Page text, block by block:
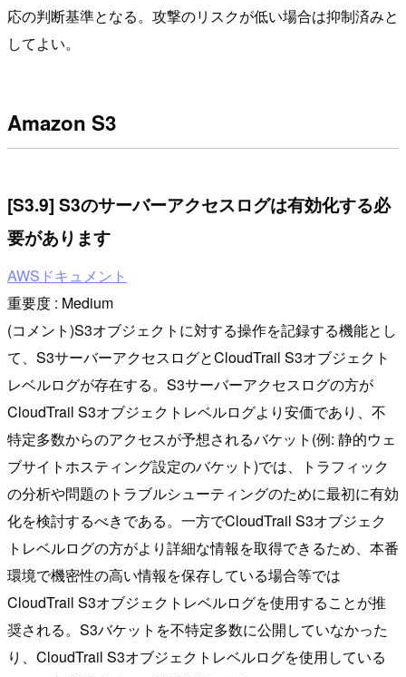
応の判断基準となる。攻撃のリスクが低い場合は抑制済みと
してよい。
Amazon S3
[S3.9] S3のサーバーアクセスログは有効化する必
要があります
AWSドキュメント
重要度 : Medium
(コメント)S3オブジェクトに対する操作を記録する機能とし
て、S3サーバーアクセスログとCloudTrail S3オブジェクト
レベルログが存在する。S3サーバーアクセスログの方が
CloudTrail S3オブジェクトレベルログより安価であり、不
特定多数からのアクセスが予想されるバケット(例: 静的ウェ
ブサイトホスティング設定のバケット)では、トラフィック
の分析や問題のトラブルシューティングのために最初に有効
化を検討するべきである。一方でCloudTrail S3オブジェク
トレベルログの方がより詳細な情報を取得できるため、本番
環境で機密性の高い情報を保存している場合等では
CloudTrail S3オブジェクトレベルログを使用することが推
奨される。S3バケットを不特定多数に公開していなかった
り、CloudTrail S3オブジェクトレベルログを使用している